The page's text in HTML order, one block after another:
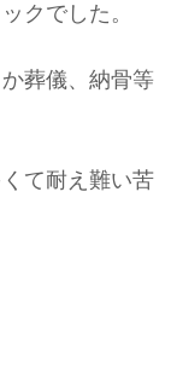
クでした。
葬儀、納骨等
て耐え難い苦